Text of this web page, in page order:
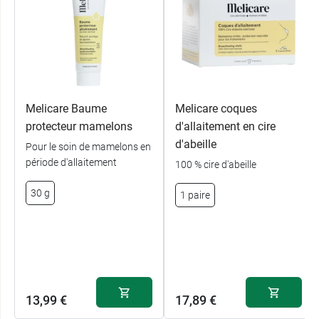
Conditionnement :
Melicare Baume
protecteur mamelons
Pour le soin de mamelons en
période d'allaitement
30 g
13,99 €
Melicare coques
d'allaitement en cire
d'abeille
100 % cire d'abeille
1 paire
17,89 €